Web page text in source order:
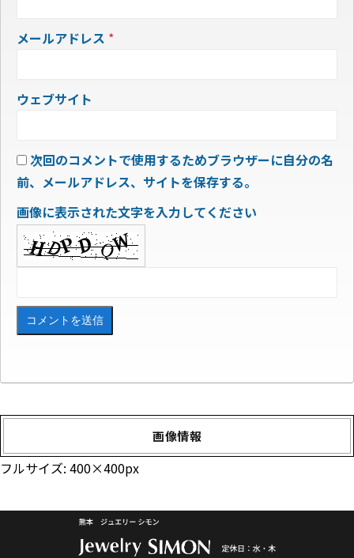
メールアドレス *
ウェブサイト
次回のコメントで使用するためブラウザーに自分の名
前、メールアドレス、サイトを保存する。
画像に表示された文字を入力してください
画像情報
フルサイズ: 400×400px